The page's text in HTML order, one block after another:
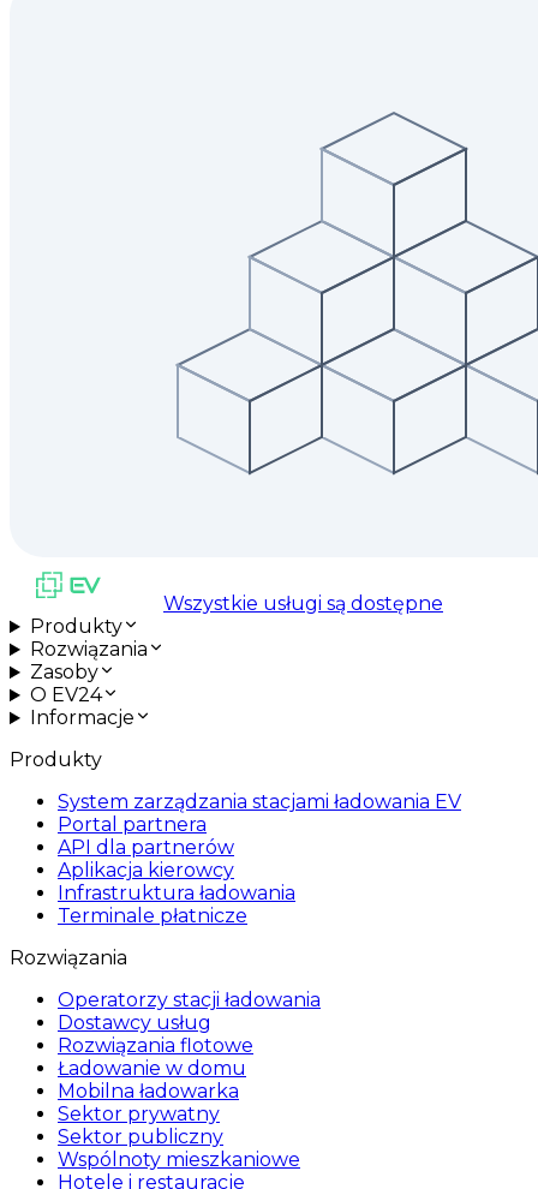
Wszystkie usługi są dostępne
Produkty
Rozwiązania
Zasoby
O EV24
Informacje
Produkty
System zarządzania stacjami ładowania EV
Portal partnera
API dla partnerów
Aplikacja kierowcy
Infrastruktura ładowania
Terminale płatnicze
Rozwiązania
Operatorzy stacji ładowania
Dostawcy usług
Rozwiązania flotowe
Ładowanie w domu
Mobilna ładowarka
Sektor prywatny
Sektor publiczny
Wspólnoty mieszkaniowe
Hotele i restauracje